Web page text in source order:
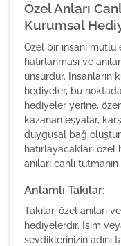
Özel Anları
Kurumsal
Özel bir insanı
hatırlanması ve
unsurdur. İnsanların
hediyeler, bu
hediyeler yerine,
kazanan eşyalar,
duygusal bağ
hatırlayacakları
anıları canlı
Anlamlı Takılar:
Takılar, özel anıları
hediyelerdir. İsim
sevdiklerinizin adını